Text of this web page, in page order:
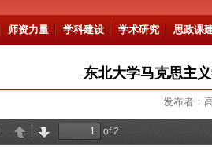
师资力量 学科建设 学术研究 思政课
东北大学马克思主
发布者：